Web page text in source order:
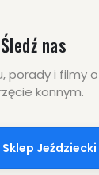
Śledź nas
porady i filmy
konnym.